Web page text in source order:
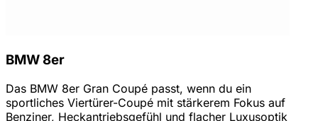
BMW 8er
Das BMW 8er Gran Coupé passt, wenn du ein
sportliches Viertürer-Coupé mit stärkerem Fokus auf
Benziner, Heckantriebsgefühl und flacher Luxusoptik